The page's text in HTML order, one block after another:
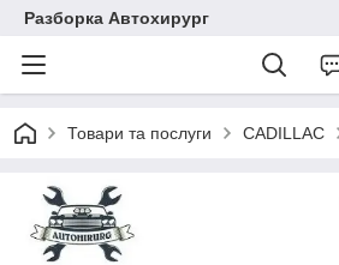
Разборка Автохирург
Товари та послуги CADILLAC